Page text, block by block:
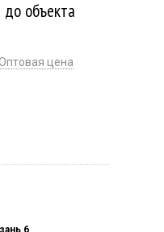
до объекта
цена
6